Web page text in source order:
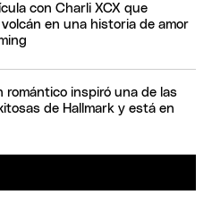
con Charli XCX que
en una historia de amor
romántico inspiró una de las
de Hallmark y está en